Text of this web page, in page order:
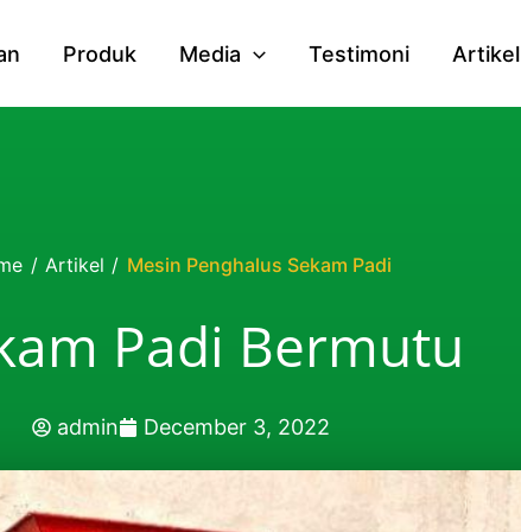
Produk Media Testimoni Artikel
/ Artikel / Mesin Penghalus Sekam Padi
Padi Bermutu
admin December 3, 2022